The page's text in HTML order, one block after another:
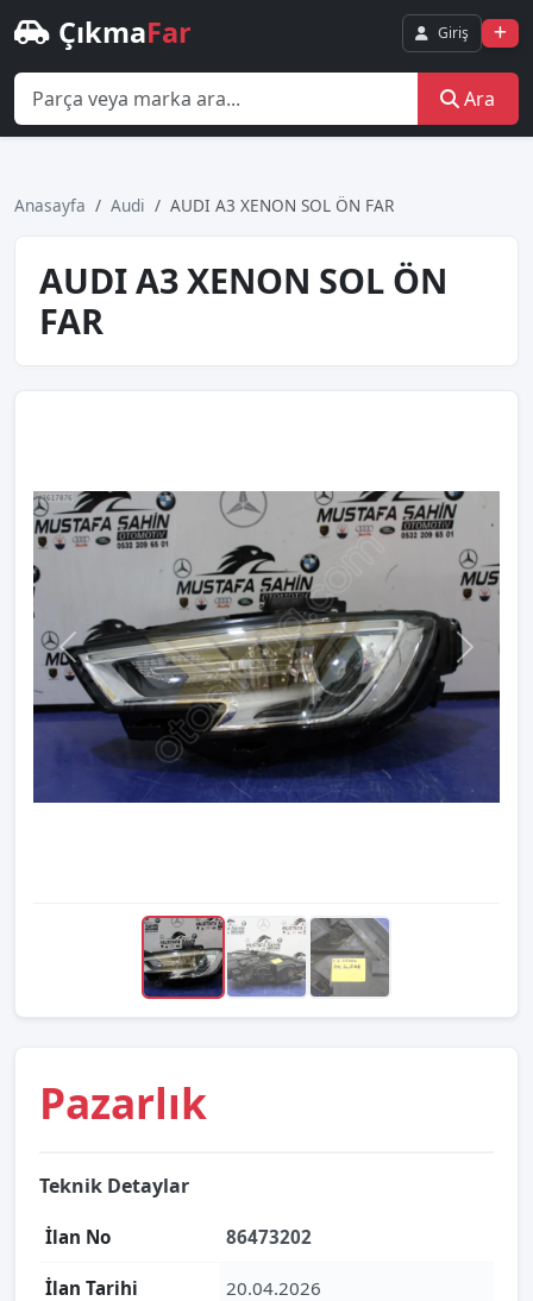
ÇıkmaFar Giriş
Ara
Anasayfa Audi AUDI A3 XENON SOL ÖN FAR
AUDI A3 XENON SOL ÖN
FAR
Pazarlık
Teknik Detaylar
İlan No 86473202
İlan Tarihi 20.04.2026